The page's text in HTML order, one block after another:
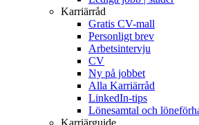
Karriärråd
Gratis CV-mall
Personligt brev
Arbetsintervju
CV
Ny på jobbet
Alla Karriärråd
LinkedIn-tips
Lönesamtal och
Karriärguide